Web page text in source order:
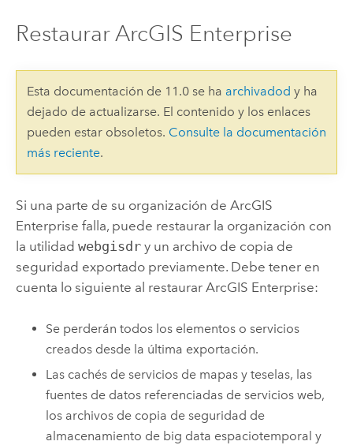
Restaurar ArcGIS Enterprise
Esta documentación de 11.0 se ha archivadod y ha
dejado de actualizarse. El contenido y los enlaces
pueden estar obsoletos. Consulte la documentación
más reciente.
Si una parte de su organización de ArcGIS
Enterprise falla, puede restaurar la organización con
la utilidad webgisdry un archivo de copia de
seguridad exportado previamente. Debe tener en
cuenta lo siguiente al restaurar ArcGIS Enterprise:
Se perderán todos los elementos o servicios
creados desde la última exportación.
Las cachés de servicios de mapas y teselas, las
fuentes de datos referenciadas de servicios web,
los archivos de copia de seguridad de
almacenamiento de big data espaciotemporal y